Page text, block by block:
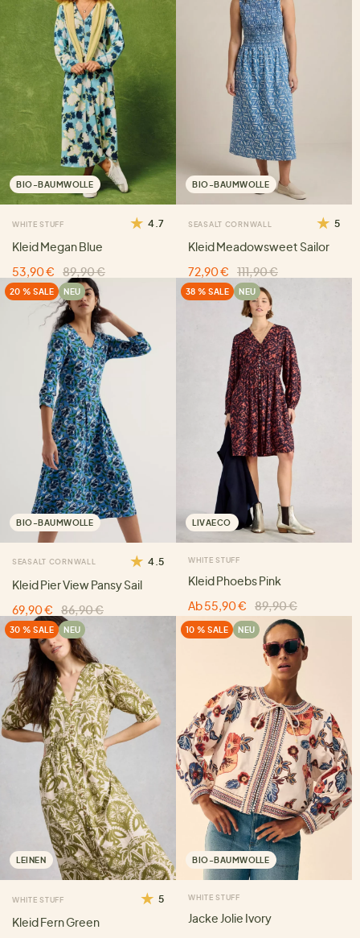
BIO-BAUMWOLLE
WHITE STUFF 4.7
Kleid Megan Blue
53,90 €
89,90 €
BIO-BAUMWOLLE
SEASALT CORNWALL 5
Kleid Meadowsweet Sailor
72,90 €
111,90 €
20 % SALE NEU
BIO-BAUMWOLLE
SEASALT CORNWALL 4.5
Kleid Pier View Pansy Sail
69,90 €
86,90 €
38 % SALE NEU
LIVAECO
WHITE STUFF
Kleid Phoebs Pink
Ab 55,90 €
89,90 €
30 % SALE NEU
LEINEN
WHITE STUFF 5
Kleid Fern Green
10 % SALE NEU
BIO-BAUMWOLLE
WHITE STUFF
Jacke Jolie Ivory